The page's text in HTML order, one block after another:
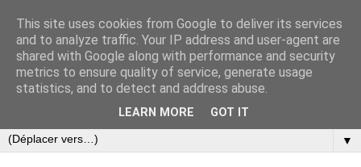
▼
This site uses cookies from Google to deliver its services
and to analyze traffic. Your IP address and user-agent are
shared with Google along with performance and security
metrics to ensure quality of service, generate usage
statistics, and to detect and address abuse.
LEARN MORE GOT IT